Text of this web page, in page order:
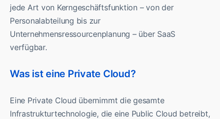
jede Art von Kerngeschäftsfunktion – von der
Personalabteilung bis zur
Unternehmensressourcenplanung – über SaaS
verfügbar.
Was ist eine Private Cloud?
Eine Private Cloud übernimmt die gesamte
Infrastrukturtechnologie, die eine Public Cloud betreibt,